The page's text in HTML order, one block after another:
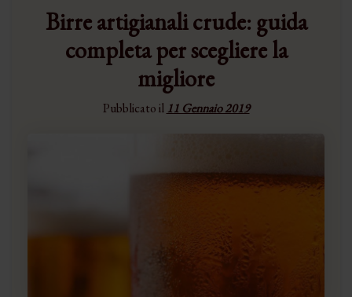
Birre artigianali crude: guida
completa per scegliere la
migliore
Pubblicato il 11 Gennaio 2019